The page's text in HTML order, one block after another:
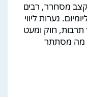
מסחרר, רבים
נערות ליווי
חוק ומעט
מה מסתתר